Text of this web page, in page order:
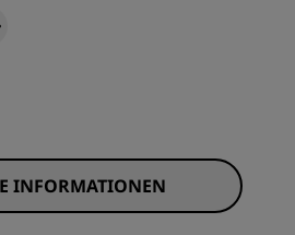
INFORMATIONEN